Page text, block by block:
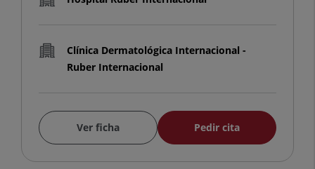
Clínica Dermatológica Internacional -
Ruber Internacional
Ver ficha Pedir cita